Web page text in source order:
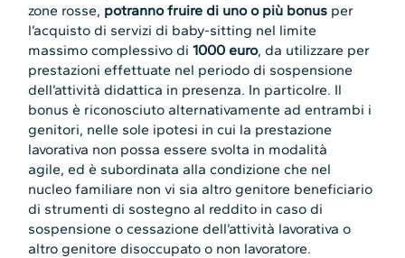
zone rosse, potranno fruire di uno o più bonus per
l’acquisto di servizi di baby-sitting nel limite
massimo complessivo di1000 euro, da utilizzare per
prestazioni effettuate nel periodo di sospensione
dell’attività didattica in presenza. In particolre. Il
bonus è riconosciuto alternativamente ad entrambi i
genitori, nelle sole ipotesi in cui la prestazione
lavorativa non possa essere svolta in modalità
agile, ed è subordinata alla condizione che nel
nucleo familiare non vi sia altro genitore beneficiario
di strumenti di sostegno al reddito in caso di
sospensione o cessazione dell’attività lavorativa o
altro genitore disoccupato o non lavoratore.